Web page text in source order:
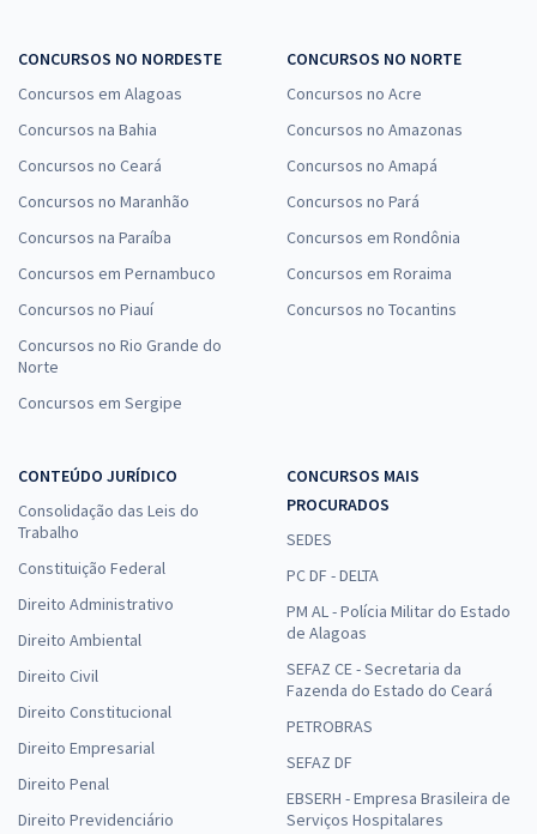
CONCURSOS NO NORDESTE
Concursos em Alagoas
Concursos na Bahia
Concursos no Ceará
Concursos no Maranhão
Concursos na Paraíba
Concursos em Pernambuco
Concursos no Piauí
Concursos no Rio Grande do
Norte
Concursos em Sergipe
CONCURSOS NO NORTE
Concursos no Acre
Concursos no Amazonas
Concursos no Amapá
Concursos no Pará
Concursos em Rondônia
Concursos em Roraima
Concursos no Tocantins
CONTEÚDO JURÍDICO
Consolidação das Leis do
Trabalho
Constituição Federal
Direito Administrativo
Direito Ambiental
Direito Civil
Direito Constitucional
Direito Empresarial
Direito Penal
Direito Previdenciário
CONCURSOS MAIS
PROCURADOS
SEDES
PC DF - DELTA
PM AL - Polícia Militar do Estado
de Alagoas
SEFAZ CE - Secretaria da
Fazenda do Estado do Ceará
PETROBRAS
SEFAZ DF
EBSERH - Empresa Brasileira de
Serviços Hospitalares